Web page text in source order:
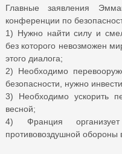
Главные заявления
конференции по
1) Нужно найти силу и
без которого невозможен
этого диалога;
2) Необходимо
безопасности, нужно
3) Необходимо ускорить
весной;
4) Франция
противовоздушной обороны